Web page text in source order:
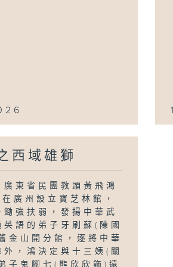
西域雄獅
廣東省民團教頭黃飛鴻
廣州設立寶芝林館，
鋤強扶弱，發揚中華武
英語的弟子牙刷蘇(陳國
金山開分館，逐將中華
外，鴻決定與十三姨(關
子鬼腳七(熊欣欣飾)遠